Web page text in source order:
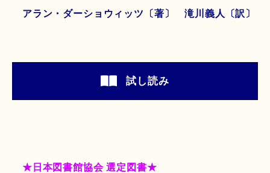
アラン・ダーショウィッツ〔著〕 滝川義人〔訳〕
試し読み
★日本図書館協会 選定図書★